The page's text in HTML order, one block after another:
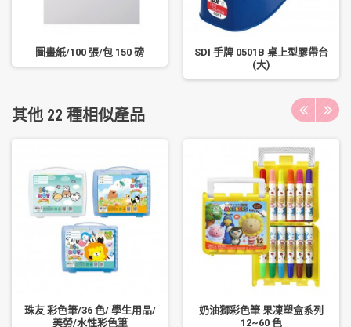
圖畫紙/100 張/包 150 磅
SDI 手牌 0501B 桌上型膠帶台
(大)
其他 22 種相似產品
珠友 彩色筆/36 色/ 學生用品/
美勞/水性彩色筆
奶油獅彩色筆 果凍塑盒系列
12~60 色